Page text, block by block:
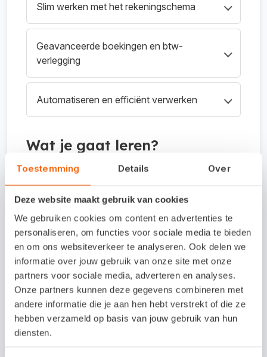
Toestemming Details Over
Deze website maakt gebruik van cookies
We gebruiken cookies om content en advertenties te
personaliseren, om functies voor sociale media te bieden
en om ons websiteverkeer te analyseren. Ook delen we
informatie over jouw gebruik van onze site met onze
partners voor sociale media, adverteren en analyses.
Onze partners kunnen deze gegevens combineren met
andere informatie die je aan hen hebt verstrekt of die ze
hebben verzameld op basis van jouw gebruik van hun
diensten.
Slim werken met het rekeningschema
Je leert hoe je je administratie logisch indeelt
met eigen grootboekrekeningen en hoe je
deze koppelt aan boekingen.
Geavanceerde boekingen en btw-
verlegging
We behandelen scenario’s zoals inkopen uit
het buitenland en hoe je btw-verlegging goed
verwerkt. Ook vaste activa en afschrijvingen
Automatiseren en efficiënt verwerken
aanmaakt, terugkerende boekingen instelt en
administratie.
Wat je gaat leren?
verlegging toepassen
Vaste activa en afschrijvingen verwerken in
je administratie
Betaalbestanden maken en boekingen
automatiseren
Voor wie is het?